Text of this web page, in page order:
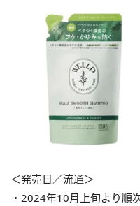
＜発売日／流通＞
・2024年10月上旬より順